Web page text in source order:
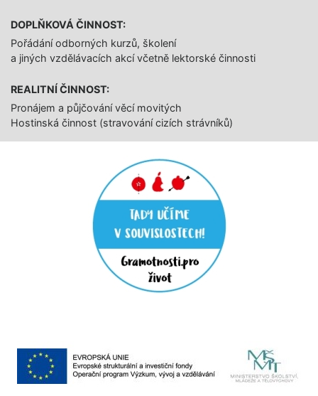
DOPLŇKOVÁ ČINNOST:
Pořádání odborných kurzů, školení
a jiných vzdělávacích akcí včetně lektorské činnosti
REALITNÍ ČINNOST:
Pronájem a půjčování věcí movitých
Hostinská činnost (stravování cizích strávníků)